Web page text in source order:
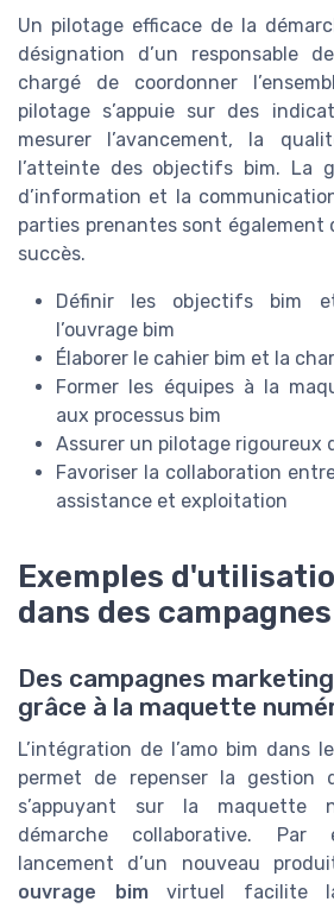
Un pilotage efficace de la
désignation d’un responsable
chargé de coordonner
pilotage s’appuie sur des
mesurer l’avancement, la
l’atteinte des objectifs bim. La
d’information et la
parties prenantes sont également
succès.
Définir les objectifs bim
l’ouvrage bim
Élaborer le cahier bim et la
Former les équipes à la
aux processus bim
Assurer un pilotage rigoureux
Favoriser la collaboration
assistance et exploitation
Exemples
dans des
Des campagnes
grâce à la maquette
L’intégration de l’amo bim dans
permet de repenser la gestion
s’appuyant sur la maquette
démarche collaborative. Par
lancement d’un nouveau
ouvrage bimvirtuel facilite